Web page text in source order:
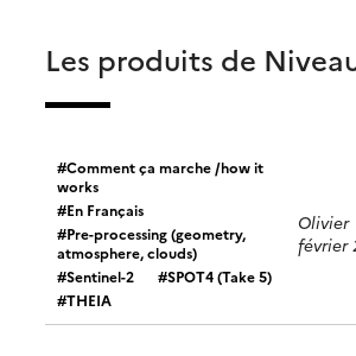
Les produits de
Comment ça marche /how it
works
En Français
Pre-processing (geometry,
atmosphere, clouds)
Sentinel-2
SPOT4 (Take 5)
THEIA
février